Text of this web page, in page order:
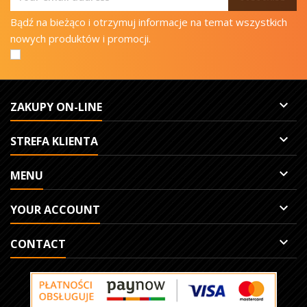
Bądź na bieżąco i otrzymuj informacje na temat wszystkich
nowych produktów i promocji.
ZAKUPY ON-LINE 
STREFA KLIENTA 
MENU 
YOUR ACCOUNT 
CONTACT 